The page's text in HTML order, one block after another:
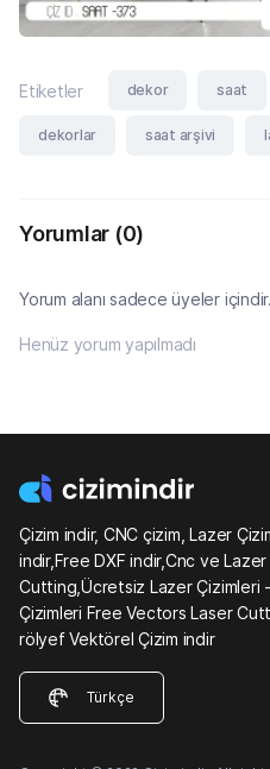
Etiketler dekor saat
dekorlar saat arşivi
Yorumlar (0)
Yorum alanı sadece üyeler içindir.
Henüz yorum yapılmadı
Çizim indir, CNC çizim, Lazer
indir,Free DXF indir,Cnc ve
Cutting,Ücretsiz Lazer Çizimleri
Çizimleri Free Vectors Laser
rölyef Vektörel Çizim indir
Türkçe